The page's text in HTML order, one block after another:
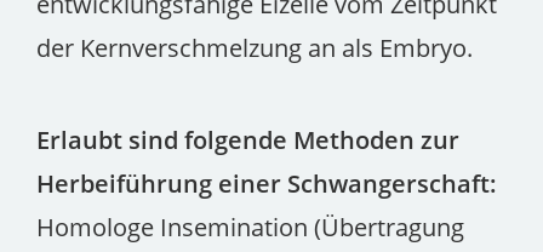
der Kernverschmelzung an als Embryo.
Erlaubt sind folgende Methoden zur
Herbeiführung einer Schwangerschaft:
Homologe Insemination (Übertragung